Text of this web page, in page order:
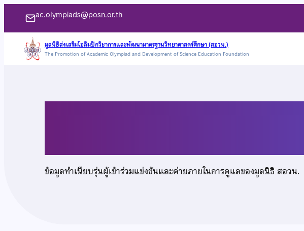
เนื้อหา
ac.olympiads@posn.or.th
มูลนิธิส่งเสริมโอลิมปิกวิชาการและพัฒนามาตรฐานวิทยาศาสตร์ศึกษา (สอวน.)
The Promotion of Academic Olympiad and Development of Science Education Foundation
ข้อมูลทำเนียบรุ่นผู้เข้าร่วมแข่งขันและค่ายภายในการดูแลของมูลนิธิ สอวน.